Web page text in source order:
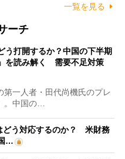
一覧を見る
ーチ
う打開するか？中国の下半期
を読み解く 需要不足対策
一人者・田代尚機氏のプレ
。中国の…
どう対応するのか？ 米財務
…